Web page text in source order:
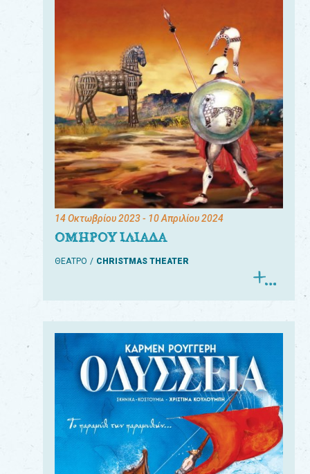
14 Οκτωβρίου 2023- 10 Απριλίου 2024
ΟΜΗΡΟΥ ΙΛΙΑΔΑ
ΘΕΑΤΡΟ CHRISTMAS THEATER